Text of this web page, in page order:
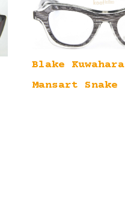
Blake Kuwahara
Mansart Snake